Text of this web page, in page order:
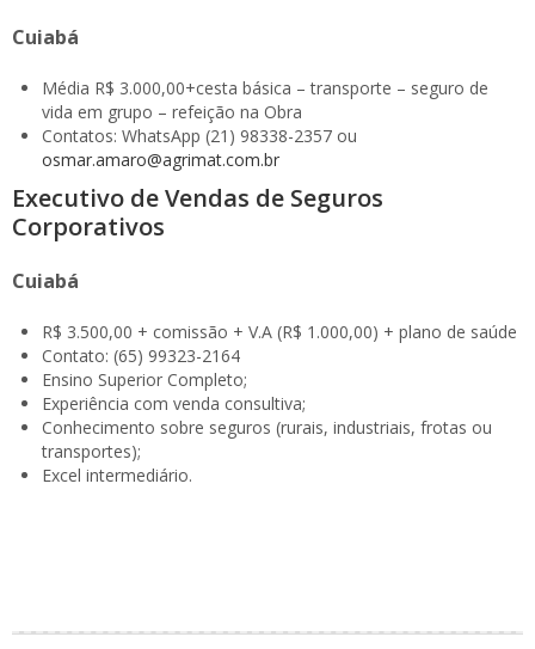
Cuiabá
Média R$ 3.000,00+cesta básica – transporte – seguro de
vida em grupo – refeição na Obra
Contatos: WhatsApp (21) 98338-2357 ou
osmar.amaro@agrimat.com.br
Executivo de Vendas de Seguros
Corporativos
Cuiabá
R$ 3.500,00 + comissão + V.A (R$ 1.000,00) + plano de saúde
Contato: (65) 99323-2164
Ensino Superior Completo;
Experiência com venda consultiva;
Conhecimento sobre seguros (rurais, industriais, frotas ou
transportes);
Excel intermediário.